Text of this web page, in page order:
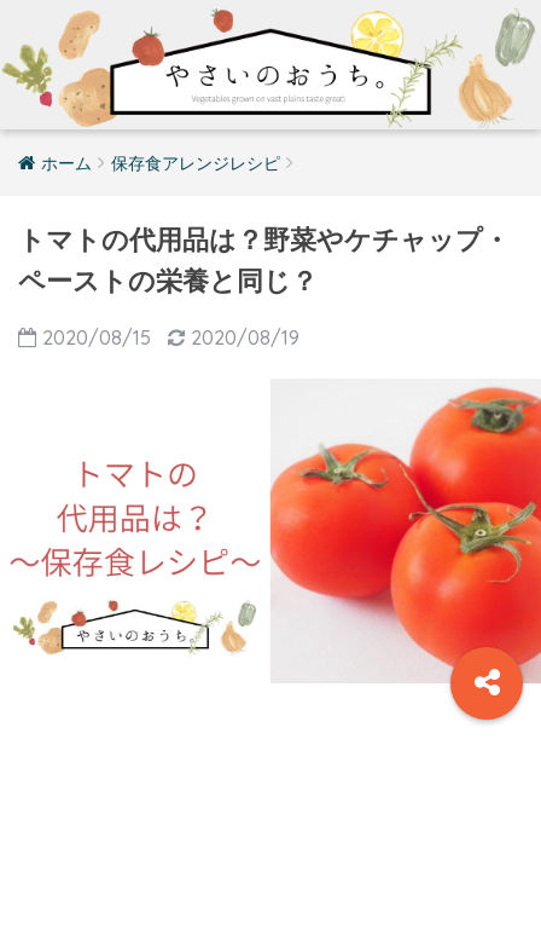
ホーム 保存食アレンジレシピ
トマトの代用品は？野菜やケチャップ・
ペーストの栄養と同じ？
2020/08/15 2020/08/19